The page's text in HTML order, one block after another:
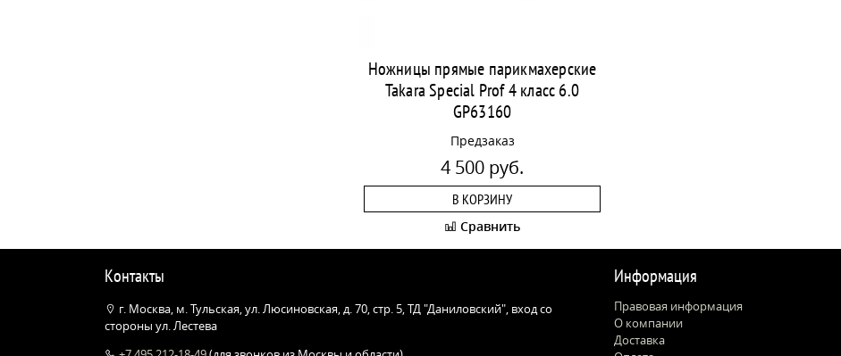
Ножницы прямые парикмахерские
Takara Special Prof 4 класс 6.0
GP63160
Предзаказ
4 500 руб.
В КОРЗИНУ
Сравнить
Контакты
г. Москва, м. Тульская, ул. Люсиновская, д. 70, стр. 5, ТД "Даниловский", вход со
стороны ул. Лестева
Информация
Правовая информация
О компании
Доставка